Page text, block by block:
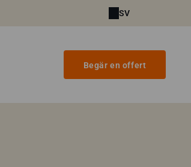
SV
Begär en offert